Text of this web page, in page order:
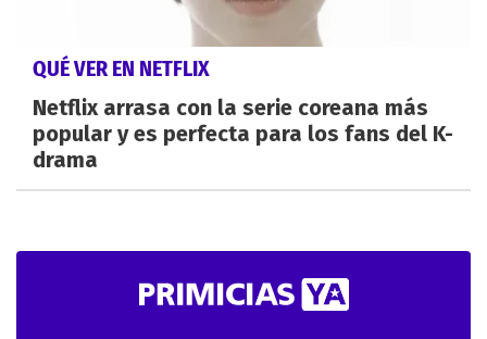
QUÉ VER EN NETFLIX
Netflix arrasa con la serie coreana más
popular y es perfecta para los fans del K-
drama